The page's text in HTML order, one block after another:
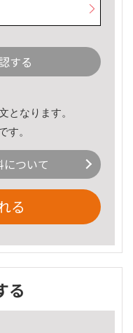
する
となります。
す。
ついて
る
る